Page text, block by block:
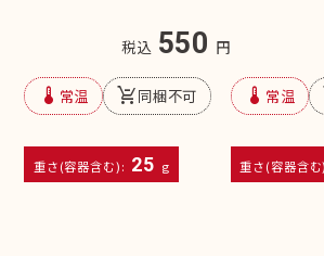
税込 550 円
device_thermostat 常温 remove_shopping_cart同梱不可
重さ(容器含む): 25 g
device_thermostat 常温
重さ(容器含